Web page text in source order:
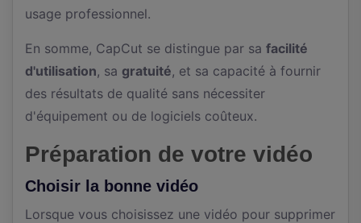
usage professionnel.
En somme, CapCut se distingue par sa facilité
d'utilisation, sa gratuité, et sa capacité à fournir
des résultats de qualité sans nécessiter
d'équipement ou de logiciels coûteux.
Préparation de votre vidéo
Choisir la bonne vidéo
Lorsque vous choisissez une vidéo pour supprimer